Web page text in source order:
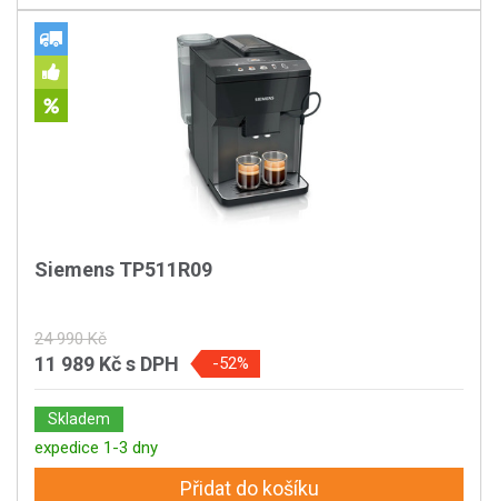
Siemens TP511R09
24 990 Kč
11 989 Kčs DPH -52%
Skladem
expedice 1-3 dny
Přidat do košíku